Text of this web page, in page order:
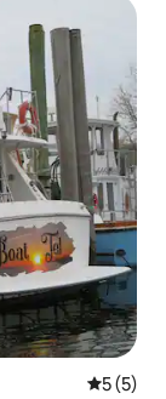
5 de
5 (5)